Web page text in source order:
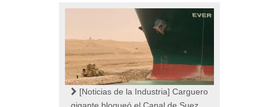
[Noticias de la Industria] Carguero